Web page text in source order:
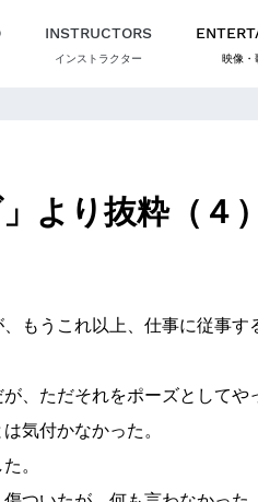
INSTRUCTORS
インストラクター 映像・
より抜粋（４）
もうこれ以上、仕事に従事す
、ただそれをポーズとしてや
気付かなかった。
。